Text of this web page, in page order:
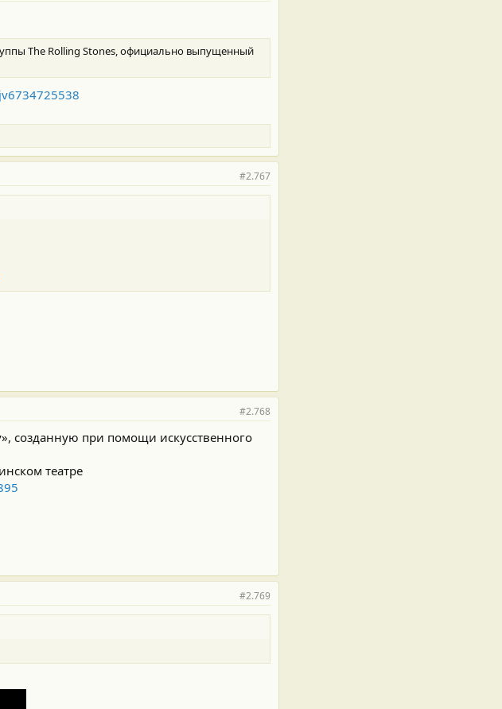
The Rolling Stones, официально выпущенный
#2.767
#2.768
созданную при помощи искусственного
театре
#2.769